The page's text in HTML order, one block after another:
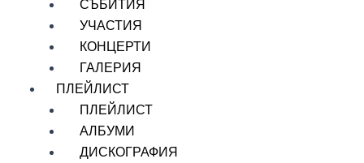
СЪБИТИЯ
УЧАСТИЯ
КОНЦЕРТИ
ГАЛЕРИЯ
ПЛЕЙЛИСТ
ПЛЕЙЛИСТ
АЛБУМИ
ДИСКОГРАФИЯ